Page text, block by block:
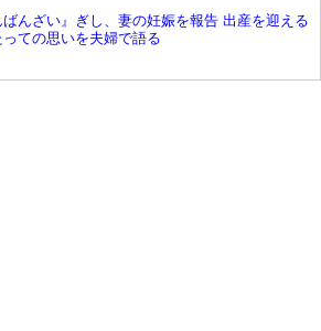
ばんざい』ぎし、妻の妊娠を報告 出産を迎える
っての思いを夫婦で語る